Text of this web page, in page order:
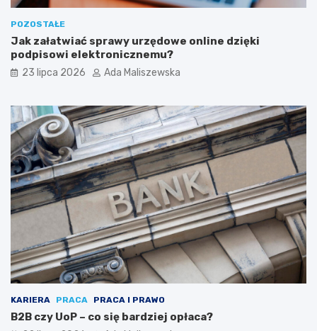
POZOSTAŁE
Jak załatwiać sprawy urzędowe online dzięki
podpisowi elektronicznemu?
23 lipca 2026 Ada Maliszewska
KARIERA PRACA PRACA I PRAWO
B2B czy UoP – co się bardziej opłaca?